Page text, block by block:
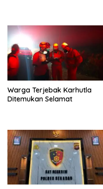
Warga Terjebak Karhutla
Ditemukan Selamat